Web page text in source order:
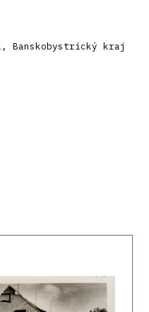
Banskobystrický kraj